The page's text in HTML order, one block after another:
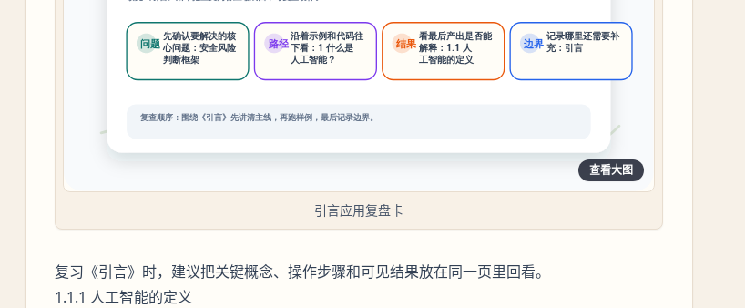
查看大图
引言应用复盘卡
复习《引言》时，建议把关键概念、操作步骤和可见结果放在同一页里回看。
1.1.1 人工智能的定义